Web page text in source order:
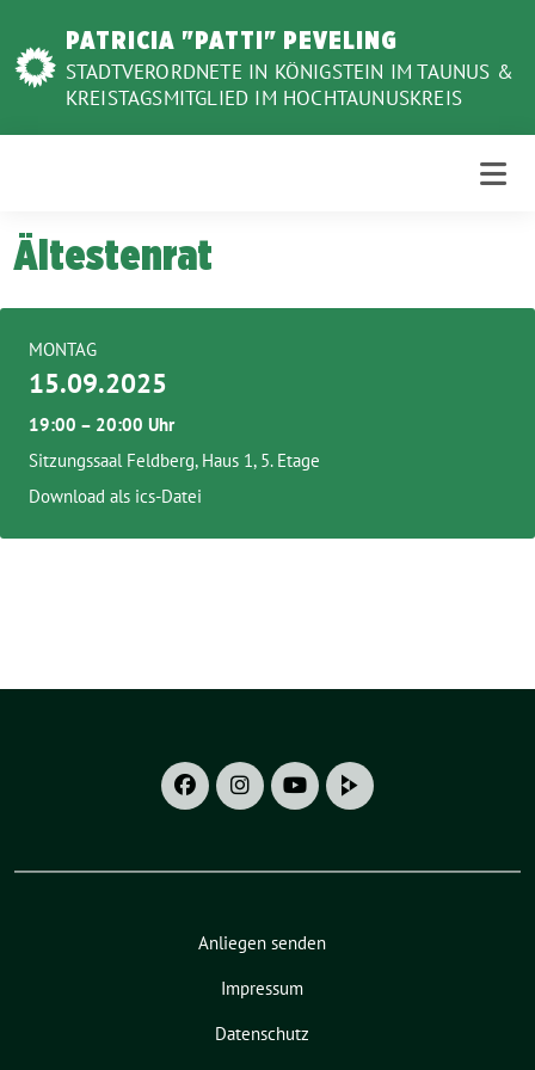
zum
Inhalt
PATRICIA "PATTI" PEVELING
STADTVERORDNETE IN KÖNIGSTEIN IM TAUNUS &
KREISTAGSMITGLIED IM HOCHTAUNUSKREIS
Ältestenrat
MONTAG
15.09.2025
19:00 – 20:00 Uhr
Sitzungssaal Feldberg, Haus 1, 5. Etage
Download als ics-Datei
Anliegen senden
Impressum
Datenschutz